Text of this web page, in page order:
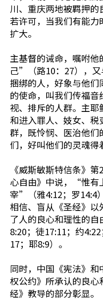
川、重庆两地被羁押
若许可，当我们有能
扩大。
主基督的诫命，嘱咐
己”（路10：27），
捆绑的人，好象与他
的使命，叫我们传福
视、排斥的人群。主
和进入罪人、妓女、
群，既怜悯、医治他
们，好叫他们的灵魂得
《威斯敏斯特信条》
心自由》中说，“惟有
宰”（雅4:12；罗14:4
相信、盲从《圣经》
了人的良心和理性的自
8:20；徒17:11；约
17；耶8:9）。
同时，中国《宪法》
权公约》所承认的良
经》教导的部分彰显。